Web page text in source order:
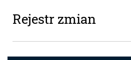
Rejestr zmian
Rejestr zmian